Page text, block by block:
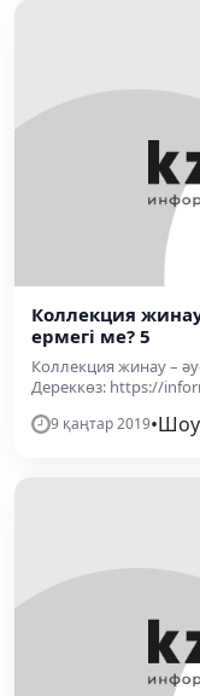
Коллекция жинау
ермегі ме? 5
Коллекция жинау –
Дереккөз: https://
9 қаңтар 2019•